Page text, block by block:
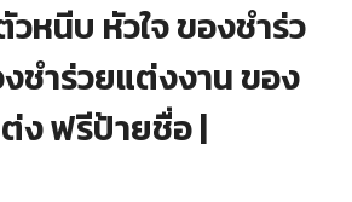
หนีบ หัวใจ ของชําร่ว
ชำร่วยแต่งงาน ของ
ง ฟรีป้ายชื่อ |